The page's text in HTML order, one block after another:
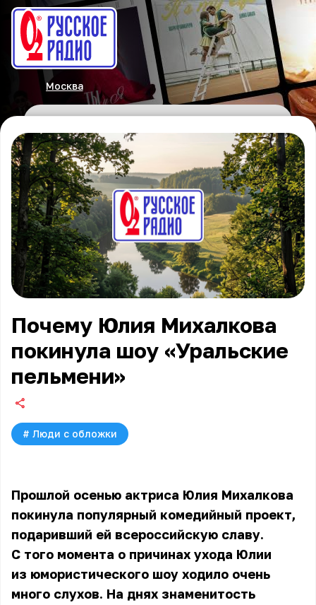
Москва
Почему Юлия Михалкова
покинула шоу «Уральские
пельмени»
# Люди с обложки
Прошлой осенью актриса Юлия Михалкова
покинула популярный комедийный проект,
подаривший ей всероссийскую славу.
С того момента о причинах ухода Юлии
из юмористического шоу ходило очень
много слухов. На днях знаменитость